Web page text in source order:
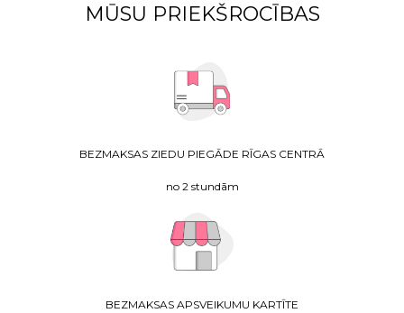
MŪSU PRIEKŠROCĪBAS
BEZMAKSAS ZIEDU PIEGĀDE RĪGAS CENTRĀ
no 2 stundām
BEZMAKSAS APSVEIKUMU KARTĪTE